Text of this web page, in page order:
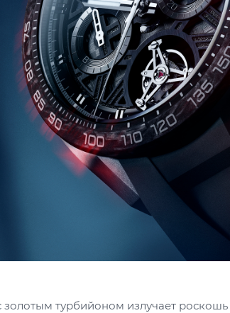
золотым турбийоном излучает